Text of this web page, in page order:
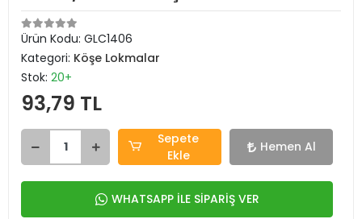
Ürün Kodu: GLC1406
Kategori: Köşe Lokmalar
Stok: 20+
93,79 TL
Sepete
Ekle
Hemen Al
WHATSAPP İLE SİPARİŞ VER